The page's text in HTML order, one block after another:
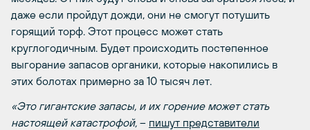
даже если пройдут дожди, они не смогут потушить
горящий торф. Этот процесс может стать
круглогодичным. Будет происходить постепенное
выгорание запасов органики, которые накопились в
этих болотах примерно за 10 тысяч лет.
«Это гигантские запасы, и их горение может стать
настоящей катастрофой, – пишут представители